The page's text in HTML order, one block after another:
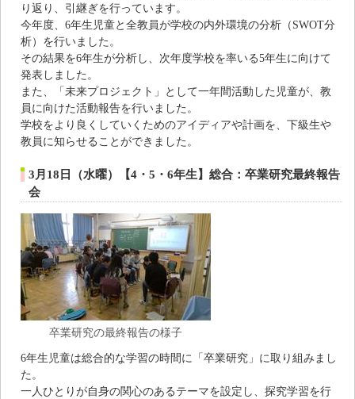
り返り、引継ぎを行っています。
今年度、6年生児童と全教員が学校の内外環境の分析（SWOT分
析）を行いました。
その結果を6年生が分析し、次年度学校を率いる5年生に向けて
発表しました。
また、「未来プロジェクト」として一年間活動した児童が、教
員に向けた活動報告を行いました。
学校をより良くしていくためのアイディアや計画を、下級生や
教員に知らせることができました。
3月18日（水曜）【4・5・6年生】総合：卒業研究最終報告
会
卒業研究の最終報告の様子
6年生児童は総合的な学習の時間に「卒業研究」に取り組みまし
た。
一人ひとりが自身の関心のあるテーマを設定し、探究学習を行